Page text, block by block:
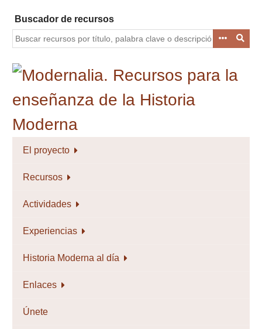
contenido
principal
Buscador de recursos
El proyecto
Recursos
Actividades
Experiencias
Historia Moderna al día
Enlaces
Únete